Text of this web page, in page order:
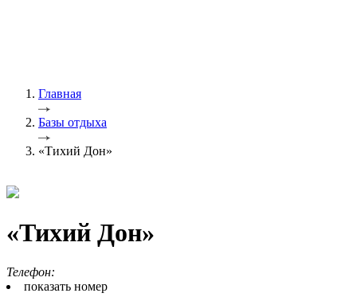
Главная
Базы отдыха
«Тихий Дон»
«Тихий Дон»
Телефон:
показать номер